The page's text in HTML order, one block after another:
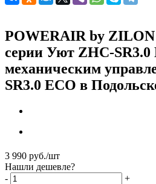
POWERAIR by
серии Уют ZHC-SR3.0
механическим
SR3.0 ECO в
3 990 руб./шт
Нашли дешевле?
-
+